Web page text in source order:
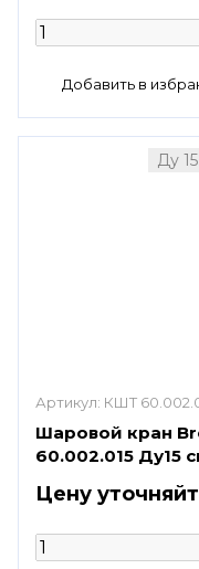
Ду 15
Артикул: КШТ
Шаровой кран
60.002.015 Ду15
Цену